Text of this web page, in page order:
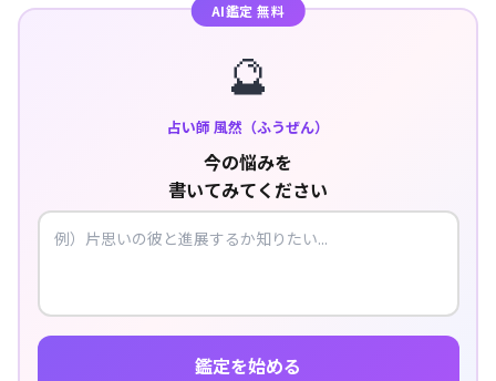
AI鑑定 無料
🔮
占い師 風然（ふうぜん）
今の悩みを
書いてみてください
鑑定を始める